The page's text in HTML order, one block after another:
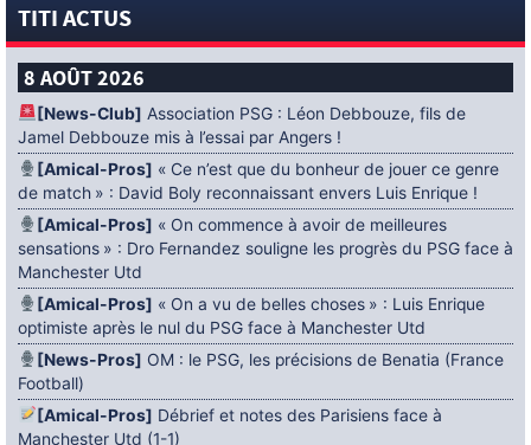
TITI ACTUS
8 AOÛT 2026
[News-Club] Association PSG : Léon Debbouze, fils de
Jamel Debbouze mis à l’essai par Angers !
[Amical-Pros] « Ce n’est que du bonheur de jouer ce genre
de match » : David Boly reconnaissant envers Luis Enrique !
[Amical-Pros] « On commence à avoir de meilleures
sensations » : Dro Fernandez souligne les progrès du PSG face à
Manchester Utd
[Amical-Pros] « On a vu de belles choses » : Luis Enrique
optimiste après le nul du PSG face à Manchester Utd
[News-Pros] OM : le PSG, les précisions de Benatia (France
Football)
[Amical-Pros] Débrief et notes des Parisiens face à
Manchester Utd (1-1)